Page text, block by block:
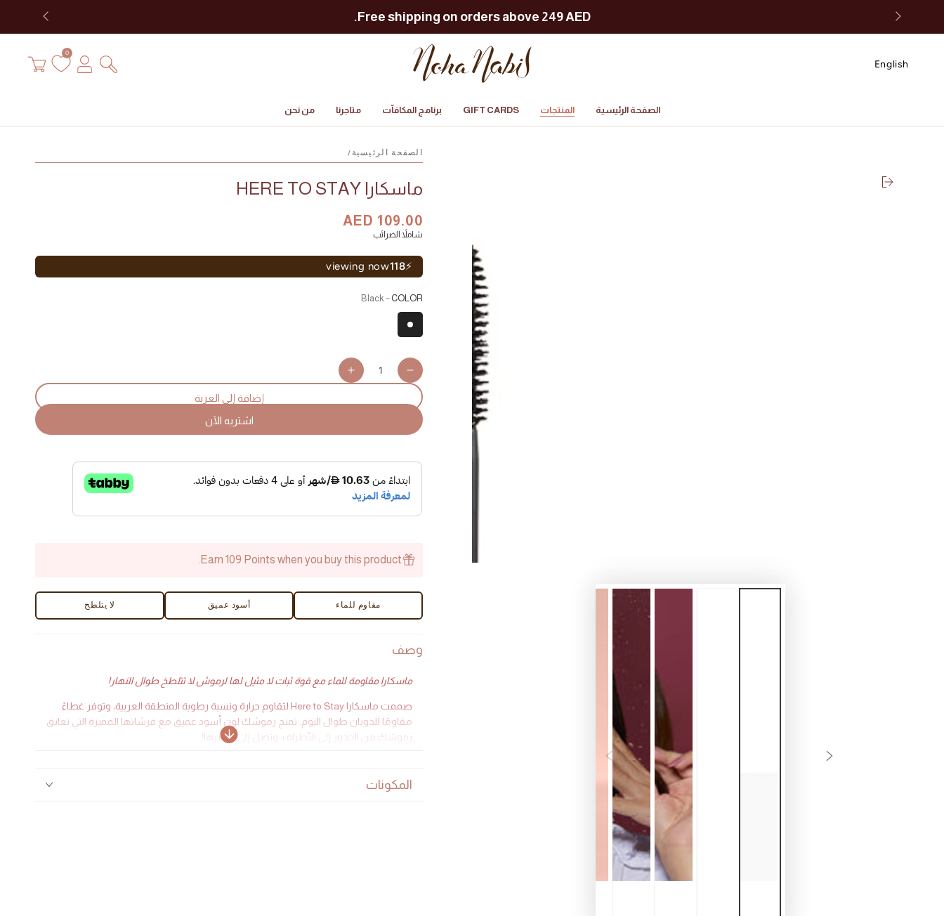
انتقل إلى المحتوى Free shipping on orders above 249 AED.
English
تسجيل
الدخول
0
سلة
التسوق
الصفحة الرئيسية المنتجات GIFT CARDS برنامج المكافآت متاجرنا من نحن
الصفحة الرئيسية /
ماسكارا HERE TO STAY
السعر
AED 109.00
سعر
البيع
شاملاً الضرائب
⚡
118
viewing now
COLOR
– Black
كمية
Decrease
for
to
Mascara
-
AED
Increase
for
to
Mascara
-
AED
إضافة إلى العربة
اشتريه الآن
Earn 109 Points when you buy this product.
مقاوم للماء أسود عميق لا يتلطخ
وصف
ماسكارا مقاومة للماء مع قوة ثبات لا مثيل لها لرموش لا تتلطخ طوال النهار!
صممت ماسكارا Here to Stay لتقاوم حرارة ونسبة رطوبة المنطقة العربية، وتوفر غطاءً
مقاومًا للذوبان طوال اليوم. تمنح رموشك لون أسود عميق مع فرشاتها المميزة التي تعانق
رموشك من الجذور إلى الأطراف، وتصل إلى أقصرها!
تركيبة كريمية عميقة السواد تمنحك إطلالة نهائية غير لامعةالمكونات